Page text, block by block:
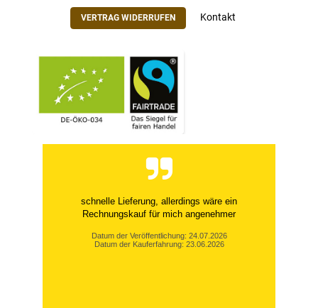
VERTRAG WIDERRUFEN Kontakt
schnelle Lieferung, allerdings wäre ein
Rechnungskauf für mich angenehmer
Datum der Veröffentlichung: 24.07.2026
Datum der Kauferfahrung: 23.06.2026